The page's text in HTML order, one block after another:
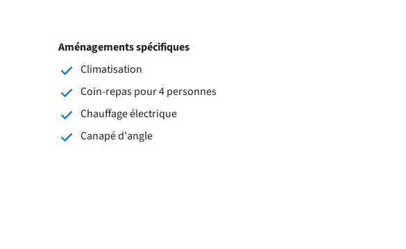
Aménagements spécifiques
Climatisation
Coin-repas pour 4 personnes
Chauffage électrique
Canapé d'angle